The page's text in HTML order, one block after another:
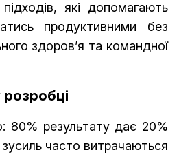
підходів, які допомагають
продуктивними без
здоров’я та командної
80% результату дає 20%
часто витрачаються